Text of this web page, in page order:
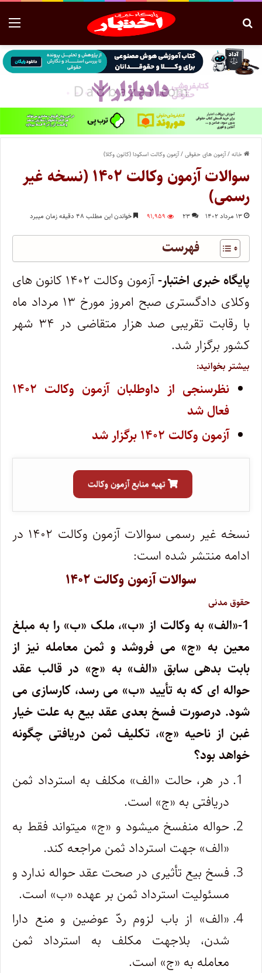
خانه/آزمون های حقوقی/آزمون وکالت اسکودا (کانون وکلا)
سوالات آزمون وکالت ۱۴۰۲ (نسخه غیر
رسمی)
۱۳ مرداد ۱۴۰۲ ۲۳ ۹۱,۹۵۹ خواندن این مطلب ۴۸ دقیقه زمان میبرد
فهرست
پایگاه خبری اختبار-
آزمون وکالت ۱۴۰۲ کانون های
وکلای دادگستری صبح امروز مورخ ۱۳ مرداد ماه
با رقابت تقریبی صد هزار متقاضی در ۳۴ شهر
کشور برگزار شد.
بیشتر بخوانید:
نظرسنجی از داوطلبان آزمون وکالت ۱۴۰۲
فعال شد
آزمون وکالت ۱۴۰۲ برگزار شد
تهیه منابع آزمون وکالت
نسخه غیر رسمی سوالات آزمون وکالت ۱۴۰۲ در
ادامه منتشر شده است:
سوالات آزمون وکالت ۱۴۰۲
حقوق مدنی
1- «الف» به وکالت از «ب»، ملک «ب» را به مبلغ
معین به «ج» می فروشد و ثمن معامله نیز از
بابت بدهی سابق «الف» به «ج» در قالب عقد
حواله ای که به تأیید «ب» می رسد، کارسازی می
شود. درصورت فسخ بعدی عقد بیع به علت خیار
غبن از ناحیه «ج»، تکلیف ثمن دریافتی چگونه
خواهد بود؟
در هر، حالت «الف» مکلف به استرداد ثمن
دریافتی به «ج» است.
حواله منفسخ میشود و «ج» میتواند فقط به
«الف» جهت استرداد ثمن مراجعه کند.
فسخ بیع تأثیری در صحت عقد حواله ندارد و
مسئولیت استرداد ثمن بر عهده «ب» است.
«الف» از باب لزوم ردّ عوضین و منع دارا
شدن، بلاجهت مکلف به استرداد ثمن
معامله به «ج» است.